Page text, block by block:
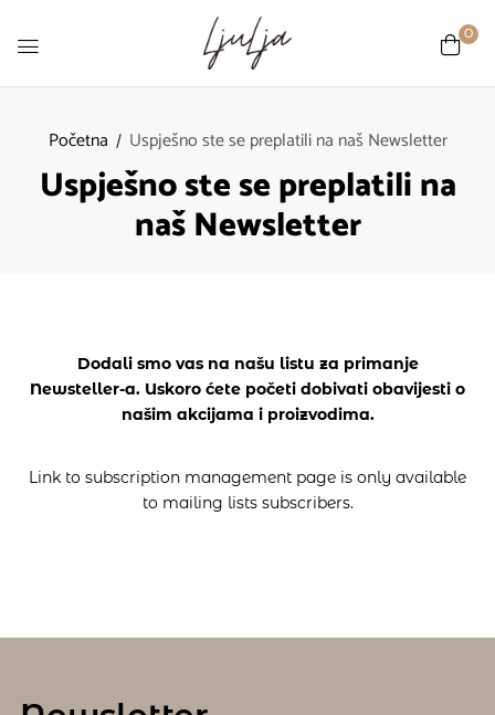
0
Početna Uspješno ste se preplatili na naš Newsletter
Uspješno ste se preplatili na
naš Newsletter
Dodali smo vas na našu listu za primanje
Newsteller-a. Uskoro ćete početi dobivati obavijesti o
našim akcijama i proizvodima.
Link to subscription management page is only available
to mailing lists subscribers.